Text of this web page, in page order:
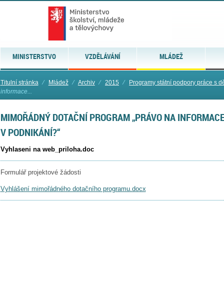
MINISTERSTVO VZDĚLÁVÁNÍ MLÁDEŽ
Titulní stránka ⁄ Mládež ⁄ Archiv ⁄ 2015 ⁄
Programy státní podpory práce s
informace...
MIMOŘÁDNÝ DOTAČNÍ PROGRAM „PRÁVO NA
V PODNIKÁNÍ?“
Vyhlaseni na web_priloha.doc
Formulář projektové žádosti
Vyhlášení mimořádného dotačního programu.docx